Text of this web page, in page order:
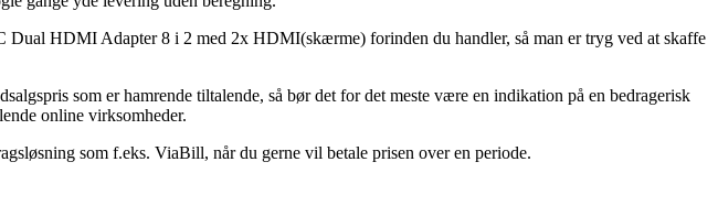
Dual HDMI Adapter 8 i 2 med 2x HDMI(skærme) forinden du handler, så man er tryg ved at skaffe
som er hamrende tiltalende, så bør det for det meste være en indikation på en bedragerisk
online virksomheder.
som f.eks. ViaBill, når du gerne vil betale prisen over en periode.